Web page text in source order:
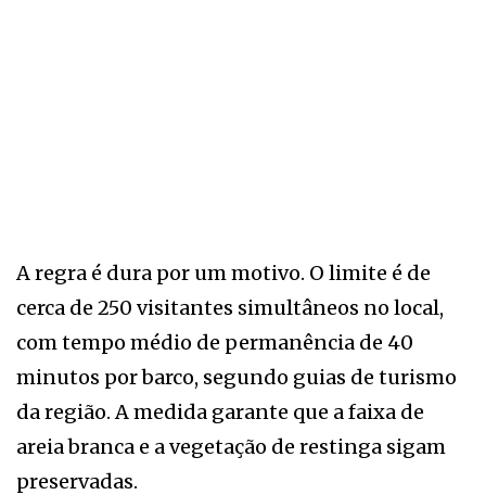
A regra é dura por um motivo. O limite é de
cerca de 250 visitantes simultâneos no local,
com tempo médio de permanência de 40
minutos por barco, segundo guias de turismo
da região. A medida garante que a faixa de
areia branca e a vegetação de restinga sigam
preservadas.